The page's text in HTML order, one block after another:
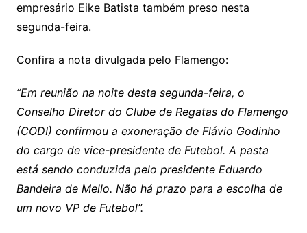
empresário Eike Batista também preso nesta
segunda-feira.
Confira a nota divulgada pelo Flamengo:
“Em reunião na noite desta segunda-feira, o
Conselho Diretor do Clube de Regatas do Flamengo
(CODI) confirmou a exoneração de Flávio Godinho
do cargo de vice-presidente de Futebol. A pasta
está sendo conduzida pelo presidente Eduardo
Bandeira de Mello. Não há prazo para a escolha de
um novo VP de Futebol”.